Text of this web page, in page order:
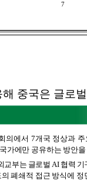
7
중국은 글로
의에서 7개국 정상과
가에만 공유하는 방안
교부는 글로벌 AI 협력
폐쇄적 접근 방식에